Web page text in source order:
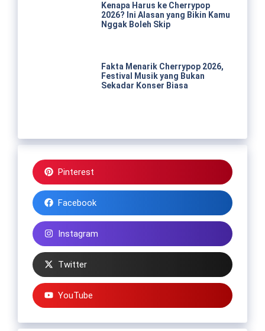
Kenapa Harus ke Cherrypop
2026? Ini Alasan yang Bikin Kamu
Nggak Boleh Skip
Fakta Menarik Cherrypop 2026,
Festival Musik yang Bukan
Sekadar Konser Biasa
Pinterest
Facebook
Instagram
Twitter
YouTube